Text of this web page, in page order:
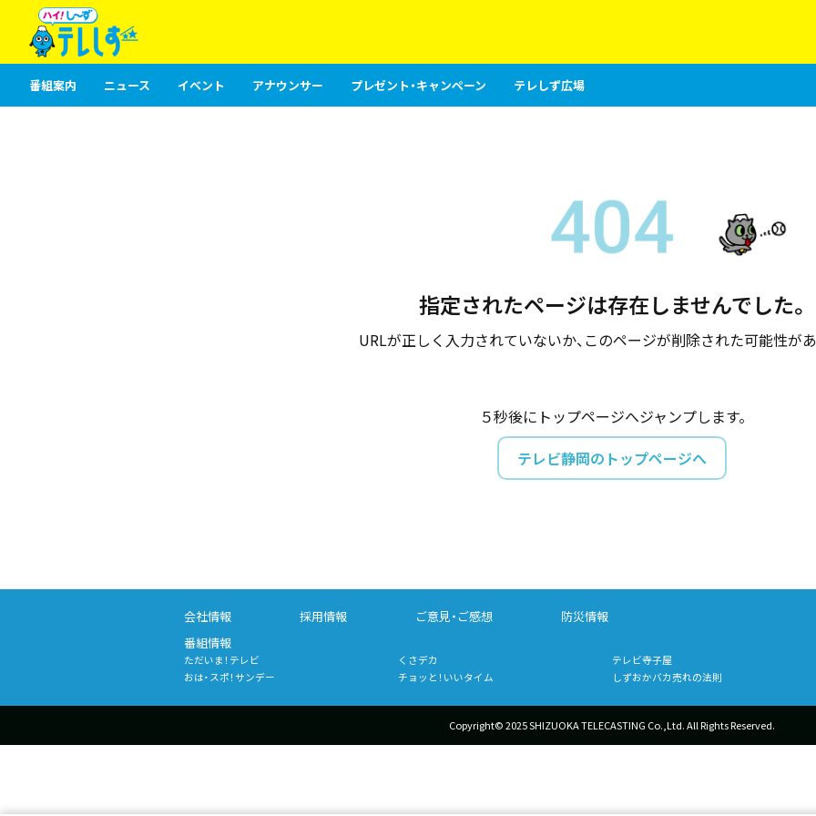
番組案内 ニュース イベント アナウンサー プレゼント・キャンペーン テレしず広場
指定されたページは存在しませんでした。
URLが正しく入力されていないか、このページが削除された可能性があ
５秒後にトップページへジャンプします。
テレビ静岡のトップページへ
会社情報 採用情報 ご意見・ご感想
防災情報
番組情報
ただいま！テレビ くさデカ テレビ寺子屋
おは・スポ！サンデー
チョッと！いいタイム しずおかバカ売れの法則
Copyright© 2025 SHIZUOKA TELECASTING Co.,Ltd.All Rights Reserved.